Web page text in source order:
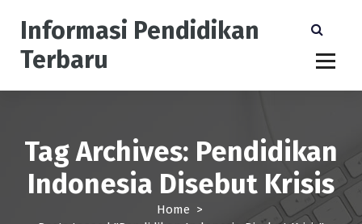
Informasi Pendidikan
Terbaru
Tag Archives: Pendidikan
Indonesia Disebut Krisis
Home >